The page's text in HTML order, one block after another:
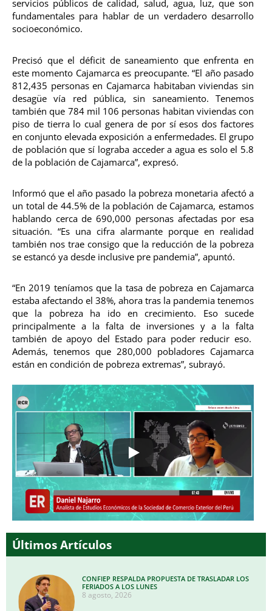
servicios públicos de calidad, salud, agua, luz, que son
fundamentales para hablar de un verdadero desarrollo
socioeconómico.
Precisó que el déficit de saneamiento que enfrenta en
este momento Cajamarca es preocupante. “El año pasado
812,435 personas en Cajamarca habitaban viviendas sin
desagüe vía red pública, sin saneamiento. Tenemos
también que 784 mil 106 personas habitan viviendas con
piso de tierra lo cual genera de por sí esos dos factores
en conjunto elevada exposición a enfermedades. El grupo
de población que sí lograba acceder a agua es solo el 5.8
de la población de Cajamarca”, expresó.
Informó que el año pasado la pobreza monetaria afectó a
un total de 44.5% de la población de Cajamarca, estamos
hablando cerca de 690,000 personas afectadas por esa
situación. “Es una cifra alarmante porque en realidad
también nos trae consigo que la reducción de la pobreza
se estancó ya desde inclusive pre pandemia”, apuntó.
“En 2019 teníamos que la tasa de pobreza en Cajamarca
estaba afectando el 38%, ahora tras la pandemia tenemos
que la pobreza ha ido en crecimiento. Eso sucede
principalmente a la falta de inversiones y a la falta
también de apoyo del Estado para poder reducir eso.
Además, tenemos que 280,000 pobladores Cajamarca
están en condición de pobreza extremas”, subrayó.
Últimos Artículos
CONFIEP RESPALDA PROPUESTA DE TRASLADAR LOS
FERIADOS A LOS LUNES
8 agosto, 2026